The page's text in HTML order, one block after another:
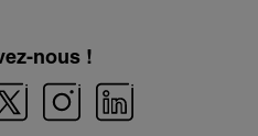
nous !